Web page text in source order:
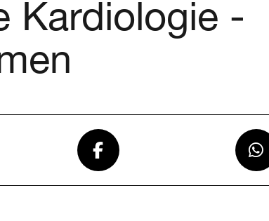
Kardiologie -